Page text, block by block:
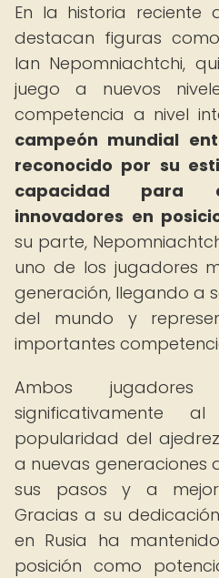
En la historia reciente
destacan figuras
Ian Nepomniachtchi,
juego a nuevos
competencia a nivel
campeón mundial
reconocido por su
capacidad para
innovadores en
su parte,
uno de los jugadores
generación, llegando a
del mundo y
importantes
Ambos
significativamente
popularidad del
a nuevas generaciones
sus pasos y a
Gracias a su
en Rusia ha
posición como